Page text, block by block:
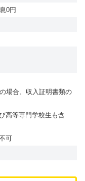
0円
場合、収入証明書類の
高等専門学校生も含
可